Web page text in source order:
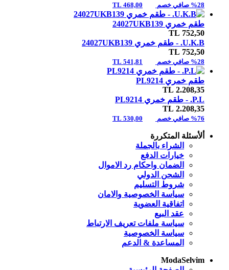
%28 صافي خصم 468,00 TL
طقم خمري 24027UKB139
752,50
U.K.B. -
طقم خمري 24027UKB139
752,50
%28 صافي خصم 541,81 TL
طقم خمري PL9214
2.208,35
P.L. -
طقم خمري PL9214
2.208,35
%76 صافي خصم 530,00 TL
ألأسئلة المتكررة
الشراء بالجملة
خيارات الدفع
الضمان واحكام رد الاموال
الشحن الدولي
شروط التسليم
سياسة الخصوصية والامان
اتفاقية العضوية
عقد البيع
سياسة ملفات تعريف الارتباط
سياسة الخصوصية
المساعدة & الدعم
ModaSelvim